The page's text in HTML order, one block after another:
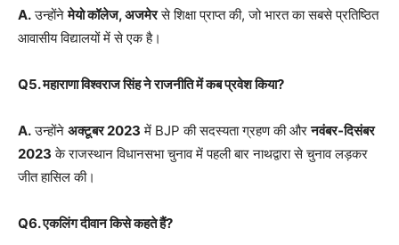
A.उन्होंनेमेयो कॉलेज, अजमेरसे शिक्षा प्राप्त की, जो भारत का सबसे प्रतिष्ठित
आवासीय विद्यालयों में से एक है।
Q5. महाराणा विश्वराज सिंह ने राजनीति में कब प्रवेश किया?
A.उन्होंने अक्टूबर 2023 में BJP की सदस्यता ग्रहण की औरनवंबर-दिसंबर
2023 के राजस्थान विधानसभा चुनाव में पहली बार नाथद्वारा से चुनाव लड़कर
जीत हासिल की।
Q6. एकलिंग दीवान किसे कहते हैं?